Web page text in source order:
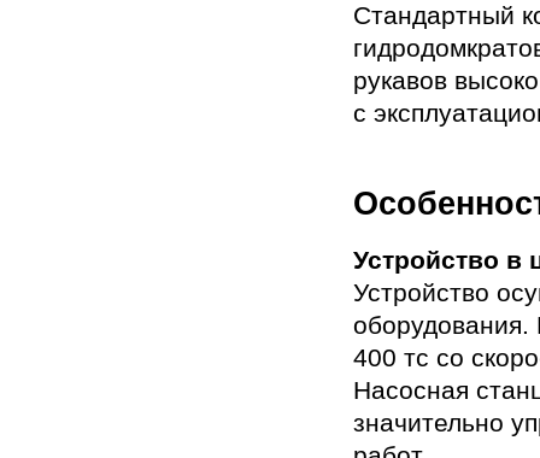
Стандартный
рукавов
с
Устройство в
Устройство
400 тс со
Насосная
значительно